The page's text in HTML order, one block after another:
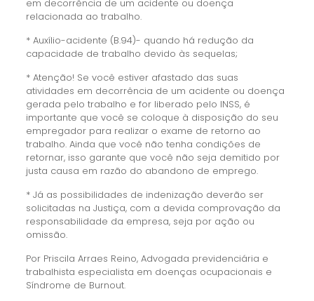
em decorrência de um acidente ou doença
relacionada ao trabalho.
* Auxílio-acidente (B.94)- quando há redução da
capacidade de trabalho devido às sequelas;
* Atenção! Se você estiver afastado das suas
atividades em decorrência de um acidente ou doença
gerada pelo trabalho e for liberado pelo INSS, é
importante que você se coloque à disposição do seu
empregador para realizar o exame de retorno ao
trabalho. Ainda que você não tenha condições de
retornar, isso garante que você não seja demitido por
justa causa em razão do abandono de emprego.
* Já as possibilidades de indenização deverão ser
solicitadas na Justiça, com a devida comprovação da
responsabilidade da empresa, seja por ação ou
omissão.
Por Priscila Arraes Reino, Advogada previdenciária e
trabalhista especialista em doenças ocupacionais e
Síndrome de Burnout.